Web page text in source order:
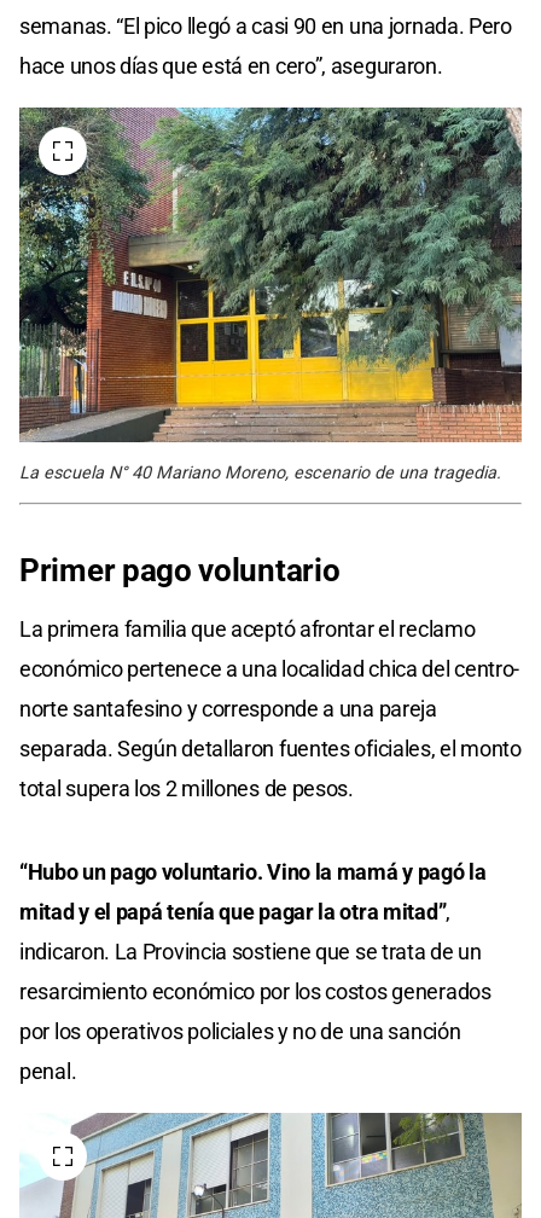
semanas. “El pico llegó a casi 90 en una jornada. Pero
hace unos días que está en cero”, aseguraron.
La escuela N° 40 Mariano Moreno, escenario de una tragedia.
Primer pago voluntario
La primera familia que aceptó afrontar el reclamo
económico pertenece a una localidad chica del centro-
norte santafesino y corresponde a una pareja
separada. Según detallaron fuentes oficiales, el monto
total supera los 2 millones de pesos.
“Hubo un pago voluntario. Vino la mamá y pagó la
mitad y el papá tenía que pagar la otra mitad”,
indicaron. La Provincia sostiene que se trata de un
resarcimiento económico por los costos generados
por los operativos policiales y no de una sanción
penal.